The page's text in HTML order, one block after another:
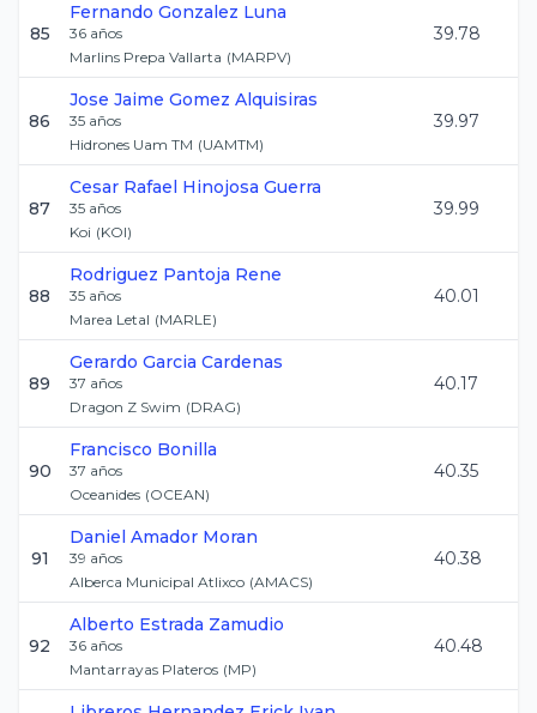
85
Fernando Gonzalez Luna
36 años
Marlins Prepa Vallarta (MARPV)
39.78
86
Jose Jaime Gomez Alquisiras
35 años
Hidrones Uam TM (UAMTM)
39.97
87
Cesar Rafael Hinojosa Guerra
35 años
Koi (KOI)
39.99
88
Rodriguez Pantoja Rene
35 años
Marea Letal (MARLE)
40.01
89
Gerardo Garcia Cardenas
37 años
Dragon Z Swim (DRAG)
40.17
90
Francisco Bonilla
37 años
Oceanides (OCEAN)
40.35
91
Daniel Amador Moran
39 años
Alberca Municipal Atlixco (AMACS)
40.38
92
Alberto Estrada Zamudio
36 años
Mantarrayas Plateros (MP)
40.48